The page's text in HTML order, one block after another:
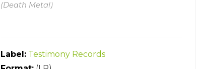
(Death Metal)
Label: Testimony Records